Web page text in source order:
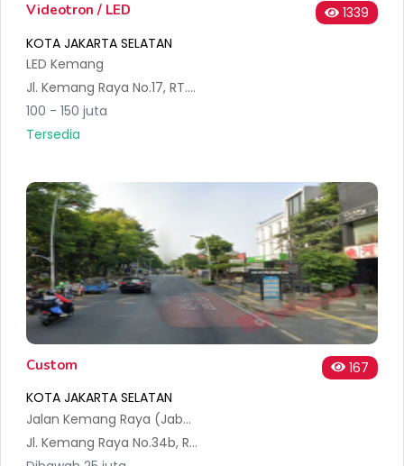
Videotron / LED
1339
KOTA JAKARTA SELATAN
LED Kemang
Jl. Kemang Raya No.17, RT.10/RW.5, Bangka, Kec. Mampang Prpt., Kota Jakarta Selatan, Daerah Khusus Ibukota Jakarta 12730, Indonesia
100 - 150 juta
Tersedia
Custom
167
KOTA JAKARTA SELATAN
Jalan Kemang Raya (Jabodetabek)
Jl. Kemang Raya No.34b, RT.12/RW.5, Bangka, Kec. Mampang Prpt., Kota Jakarta Selatan, Daerah Khusus Ibukota Jakarta 12730, Indonesia